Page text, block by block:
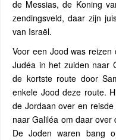
de Messias, de Koning
zendingsveld, daar zijn
van Israël.
Voor een Jood was
Judéa in het zuiden naar
de kortste route door
enkele Jood deze route.
de Jordaan over en
naar Galiléa om daar
De Joden waren bang